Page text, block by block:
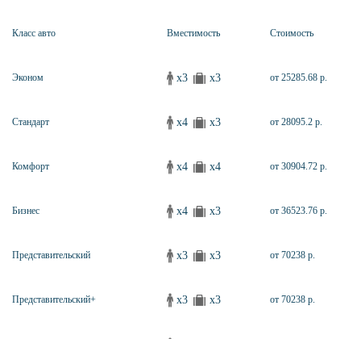
Класс авто Вместимость Стоимость
Эконом x3 x3 от 25285.68 р.
Стандарт x4 x3 от 28095.2 р.
Комфорт x4 x4 от 30904.72 р.
Бизнес x4 x3 от 36523.76 р.
Представительский x3 x3 от 70238 р.
Представительский+ x3 x3 от 70238 р.